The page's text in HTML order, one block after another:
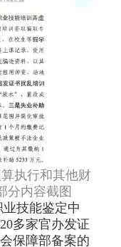
算执行和其他财
分内容截图
业技能鉴定中
多家官办发证
保障部备案的